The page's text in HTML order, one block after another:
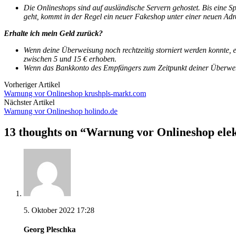
Die Onlineshops sind auf ausländische Servern gehostet. Bis eine
geht, kommt in der Regel ein neuer Fakeshop unter einer neuen
Erhalte ich mein Geld zurück?
Wenn deine Überweisung noch rechtzeitig storniert werden
zwischen 5 und 15 € erhoben.
Wenn das Bankkonto des Empfängers zum Zeitpunkt deiner
Vorheriger Artikel
Warnung vor Onlineshop krushpls-markt.com
Nächster Artikel
Warnung vor Onlineshop holindo.de
13 thoughts on “Warnung vor Onlineshop
5. Oktober 2022 17:28
Georg Pleschka